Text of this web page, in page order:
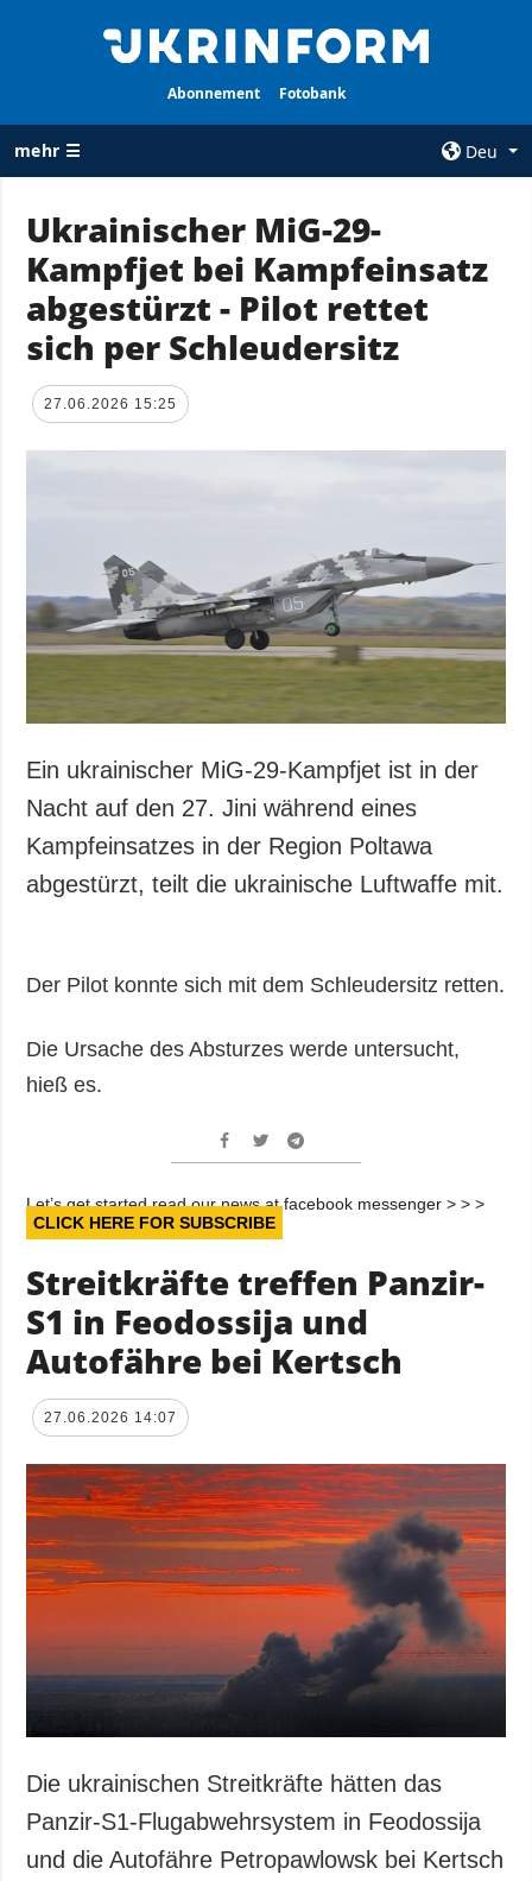
Abonnement Fotobank
mehr ☰
Deu
ALLE
RUBRIKEN
Krieg
Wiederaufbau
der Ukraine
Politik
Kultur
Sport
Kriminalität
Notfälle
AGENTUR
Über uns
Kontakte
ZUSÄTZLICH
Veröffentlichungen
Interview
Fotos
LEISTUNGEN
Abonnement
Fotobank
Ukrainischer MiG-29-
Kampfjet bei Kampfeinsatz
abgestürzt - Pilot rettet
sich per Schleudersitz
27.06.2026 15:25
Ein ukrainischer MiG-29-Kampfjet ist in der
Nacht auf den 27. Jini während eines
Kampfeinsatzes in der Region Poltawa
abgestürzt, teilt die ukrainische Luftwaffe mit.
Der Pilot konnte sich mit dem Schleudersitz retten.
Die Ursache des Absturzes werde untersucht,
hieß es.
Let’s get started read our news at facebook messenger > > >
CLICK HERE FOR SUBSCRIBE
Streitkräfte treffen Panzir-
S1 in Feodossija und
Autofähre bei Kertsch
27.06.2026 14:07
Die ukrainischen Streitkräfte hätten das
Panzir-S1-Flugabwehrsystem in Feodossija
und die Autofähre Petropawlowsk bei Kertsch